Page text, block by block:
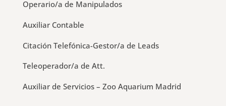
Operario/a de Manipulados
Auxiliar Contable
Citación Telefónica-Gestor/a de Leads
Teleoperador/a de Att.
Auxiliar de Servicios – Zoo Aquarium Madrid